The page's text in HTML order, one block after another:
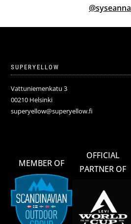
@syseanna
SUPERYELLOW
Vattuniemenkatu 3
00210 Helsinki
superyellow@superyellow.fi
MEMBER OF
OFFICIAL
PARTNER OF